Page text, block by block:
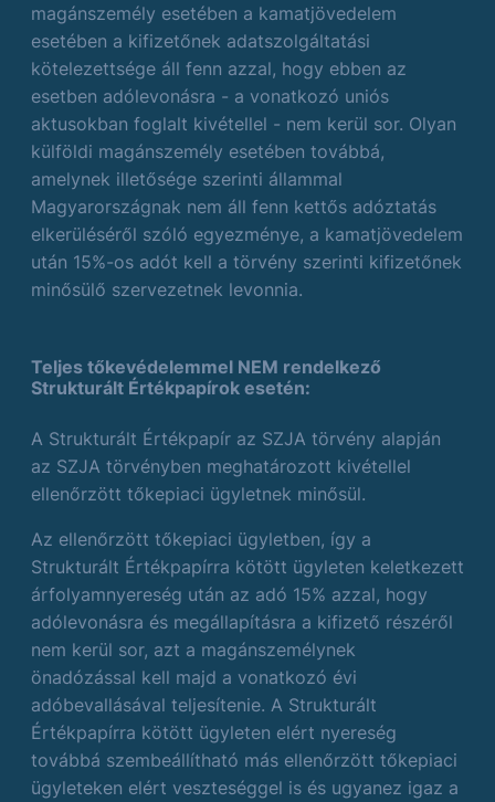
magánszemély esetében a kamatjövedelem
esetében a kifizetőnek adatszolgáltatási
kötelezettsége áll fenn azzal, hogy ebben az
esetben adólevonásra - a vonatkozó uniós
aktusokban foglalt kivétellel - nem kerül sor. Olyan
külföldi magánszemély esetében továbbá,
amelynek illetősége szerinti állammal
Magyarországnak nem áll fenn kettős adóztatás
elkerüléséről szóló egyezménye, a kamatjövedelem
után 15%-os adót kell a törvény szerinti kifizetőnek
minősülő szervezetnek levonnia.
Teljes tőkevédelemmel NEM rendelkező
Strukturált Értékpapírok esetén:
A Strukturált Értékpapír az SZJA törvény alapján
az SZJA törvényben meghatározott kivétellel
ellenőrzött tőkepiaci ügyletnek minősül.
Az ellenőrzött tőkepiaci ügyletben, így a
Strukturált Értékpapírra kötött ügyleten keletkezett
árfolyamnyereség után az adó 15% azzal, hogy
adólevonásra és megállapításra a kifizető részéről
nem kerül sor, azt a magánszemélynek
önadózással kell majd a vonatkozó évi
adóbevallásával teljesítenie. A Strukturált
Értékpapírra kötött ügyleten elért nyereség
továbbá szembeállítható más ellenőrzött tőkepiaci
ügyleteken elért veszteséggel is és ugyanez igaz a